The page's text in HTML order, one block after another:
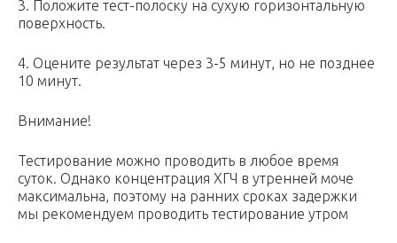
3. Положите тест-полоску на сухую горизонтальную
поверхность.
4. Оцените результат через 3-5 минут, но не позднее
10 минут.
Внимание!
Тестирование можно проводить в любое время
суток. Однако концентрация ХГЧ в утренней моче
максимальна, поэтому на ранних сроках задержки
мы рекомендуем проводить тестирование утром